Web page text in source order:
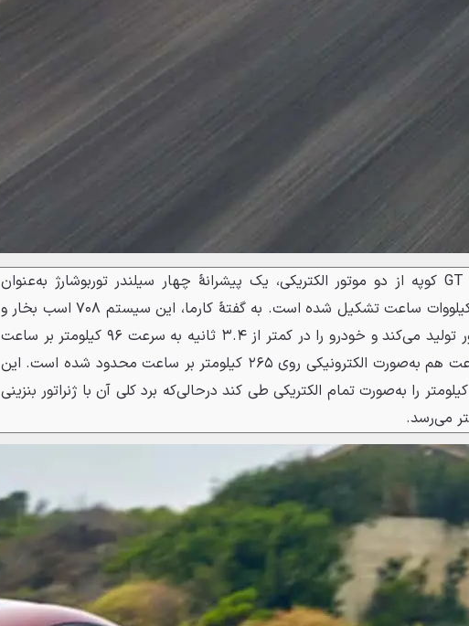
قوای محرکهٔ آماریس GT کوپه از دو موتور الکتریکی، یک پیشرانهٔ چهار سیلندر توربوشارژ به‌عنوان
ژنراتور و باتری ۴۱.۵ کیلووات ساعت تشکیل شده است. به گفتهٔ کارما، این سیستم ۷۰۸ اسب بخار و
۹۱۶ نیوتن متر گشتاور تولید می‌کند و خودرو را در کمتر از ۳.۴ ثانیه به سرعت ۹۶ کیلومتر بر ساعت
می‌رساند. حداکثر سرعت هم به‌صورت الکترونیکی روی ۲۶۵ کیلومتر بر ساعت محدود شده است. این
کارما می‌تواند تا ۱۶۰ کیلومتر را به‌صورت تمام الکتریکی طی کند درحالی‌که برد کلی آن با ژنراتور بنزینی